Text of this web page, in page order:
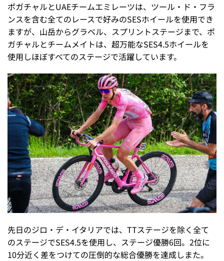
ポガチャルとUAEチームエミレーツは、ツール・ド・フラ
ンスを含む全てのレースで好みのSESホイールを使用でき
ますが、山岳からグラベル、スプリントステージまで、ポ
ガチャルとチームメイトは、超万能なSES4.5ホイールを
使用しほぼすべてのステージで活躍しています。
先日のジロ・デ・イタリアでは、TTステージを除く全て
のステージでSES4.5を使用し、ステージ優勝6回。2位に
10分近く差をつけての圧倒的な総合優勝を達成しまた。